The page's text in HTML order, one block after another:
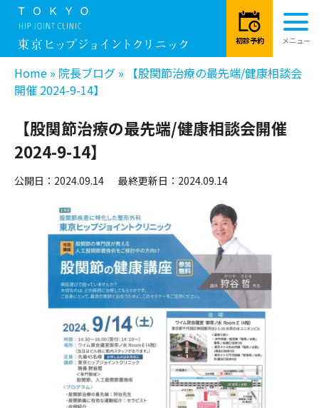
Home » 院長ブログ »
【股関節治療の最先端/健康相談会
開催 2024-9-14】
【股関節治療の最先端/健康相談会開催
2024-9-14】
公開日：2024.09.14 最終更新日：2024.09.14